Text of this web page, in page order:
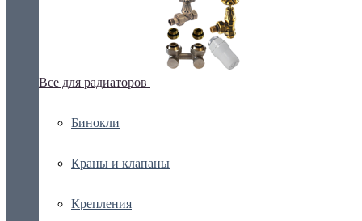
Все для радиаторов
Бинокли
Краны и клапаны
Крепления